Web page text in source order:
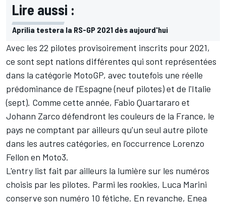
Lire aussi :
Aprilia testera la RS-GP 2021 dès aujourd'hui
Avec les 22 pilotes provisoirement inscrits pour 2021,
ce sont sept nations différentes qui sont représentées
dans la catégorie MotoGP, avec toutefois une réelle
prédominance de l'Espagne (neuf pilotes) et de l'Italie
(sept). Comme cette année, Fabio Quartararo et
Johann Zarco défendront les couleurs de la France, le
pays ne comptant par ailleurs qu'un seul autre pilote
dans les autres catégories, en l'occurrence Lorenzo
Fellon en Moto3.
L'entry list fait par ailleurs la lumière sur les numéros
choisis par les pilotes. Parmi les rookies, Luca Marini
conserve son numéro 10 fétiche. En revanche, Enea